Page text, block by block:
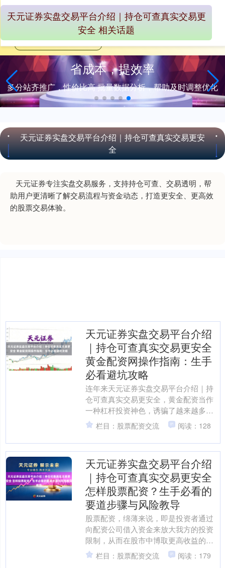
及时调整优化
天元证券实盘交易平台介绍｜持仓可查真实交易更安
全
天元证券专注实盘交易服务，支持持仓可查、交易透明，帮
助用户更清晰了解交易流程与资金动态，打造更安全、更高效
的股票交易体验。
天元证券实盘交易平台介绍｜持仓可查真实交易更
安全 相关话题
天元证券实盘交易平台介绍
｜持仓可查真实交易更安全
黄金配资网操作指南：生手
必看避坑攻略
连年来天元证券实盘交易平台介绍｜持
仓可查真实交易更安全，黄金配资当作
一种杠杆投资神色，诱骗了越来越多投
资者的和蔼。所谓黄金配资，是指投资
者通过配资平台借入资金，....
栏目：股票配资交流 阅读：128
天元证券实盘交易平台介绍
｜持仓可查真实交易更安全
怎样股票配资？生手必看的
要道步骤与风险教导
股票配资，绵薄来说，即是投资者通过
向配资公司借入资金来放大我方的投资
限制，从而在股市中博取更高收益的一
种模式。关于生手而言，配资就像一把
双刃剑，用得好不错加快金....
栏目：股票配资交流 阅读：179